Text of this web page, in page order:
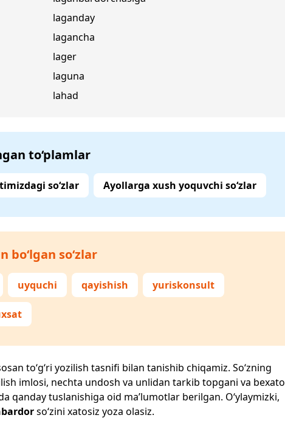
laganday
lagancha
lager
laguna
lahad
to‘plamlar
so‘zlar Ayollarga xush yoquvchi so‘zlar
bo‘lgan so‘zlar
uyquchi qayishish yuriskonsult
to‘g‘ri yozilish tasnifi bilan tanishib chiqamiz. So‘zning
imlosi, nechta undosh va unlidan tarkib topgani va bexato
qanday tuslanishiga oid ma’lumotlar berilgan. O‘ylaymizki,
so‘zini xatosiz yoza olasiz.